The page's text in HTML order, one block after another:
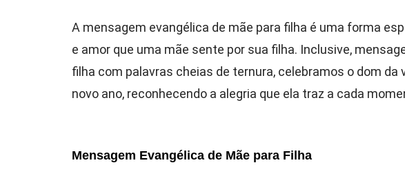
A mensagem evangélica de mãe para filha é uma forma
e amor que uma mãe sente por sua filha. Inclusive,
filha com palavras cheias de ternura, celebramos o dom da
novo ano, reconhecendo a alegria que ela traz a cada
Mensagem Evangélica de Mãe para Filha